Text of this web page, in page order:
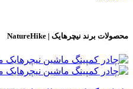
محصولات برند نیچرهایک | NatureHike